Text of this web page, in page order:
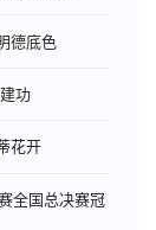
德底色
功
花开
全国总决赛冠